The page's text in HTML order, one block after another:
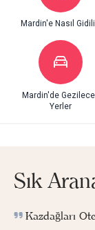
Mardin'e Nasıl
Mardin'de
Yerler
Sık
Kazdağları